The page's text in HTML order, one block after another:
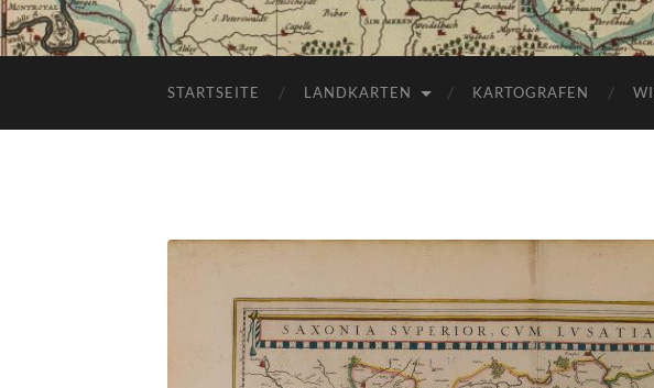
STARTSEITE LANDKARTEN KARTOGRAFEN